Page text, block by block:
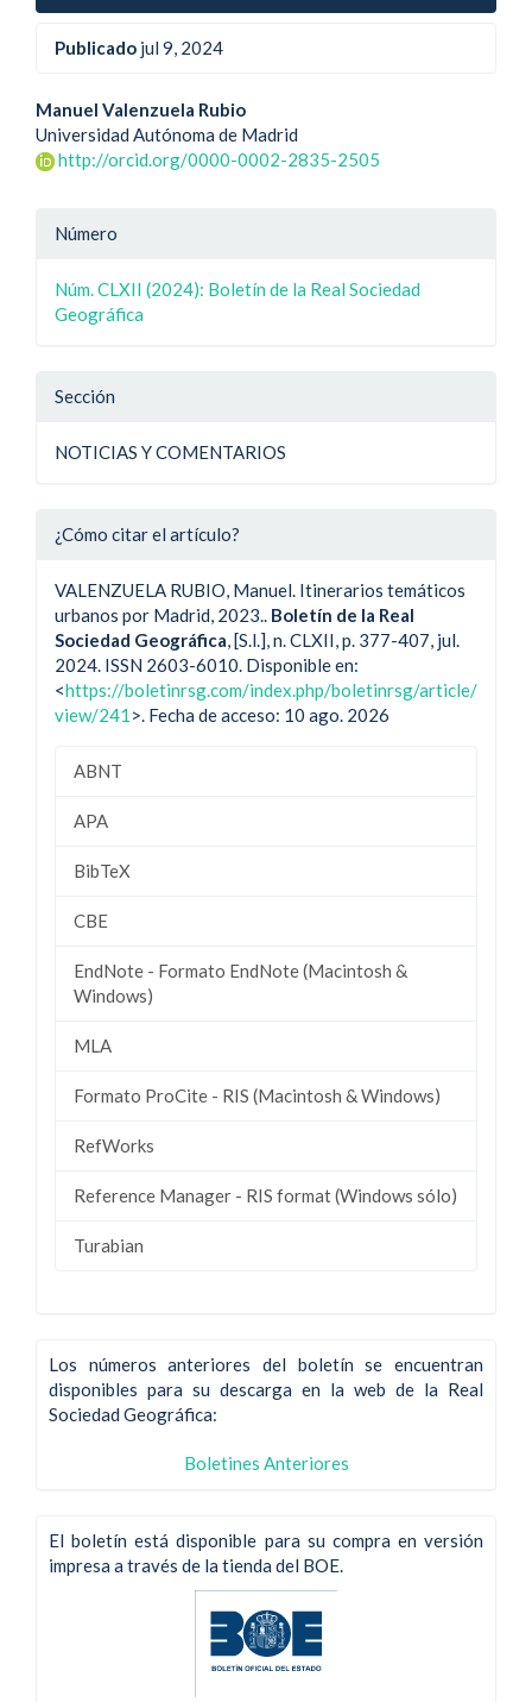
Publicado jul 9, 2024
Contenido
principal
artículo
Manuel Valenzuela Rubio
Universidad Autónoma de Madrid
http://orcid.org/0000-0002-2835-2505
Detalle
artículo
Número
Núm. CLXII (2024): Boletín de la Real Sociedad
Geográfica
Sección
NOTICIAS Y COMENTARIOS
¿Cómo citar el artículo?
VALENZUELA RUBIO, Manuel. Itinerarios temáticos
urbanos por Madrid, 2023.. Boletín de la Real
Sociedad Geográfica , [S.l.], n. CLXII, p. 377-407, jul.
2024. ISSN 2603-6010. Disponible en:
<https://boletinrsg.com/index.php/boletinrsg/article/
view/241 >. Fecha de acceso: 10 ago. 2026
ABNT
APA
BibTeX
CBE
EndNote - Formato EndNote (Macintosh &
Windows)
MLA
Formato ProCite - RIS (Macintosh & Windows)
RefWorks
Reference Manager - RIS format (Windows sólo)
Turabian
Los números anteriores del boletín se encuentran
disponibles para su descarga en la web de la Real
Sociedad Geográfica:
Boletines Anteriores
El boletín está disponible para su compra en versión
impresa a través de la tienda del BOE.